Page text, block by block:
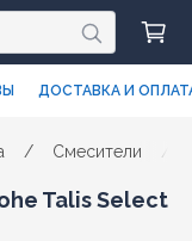
ДОСТАВКА И
/ Смесители
Talis Select